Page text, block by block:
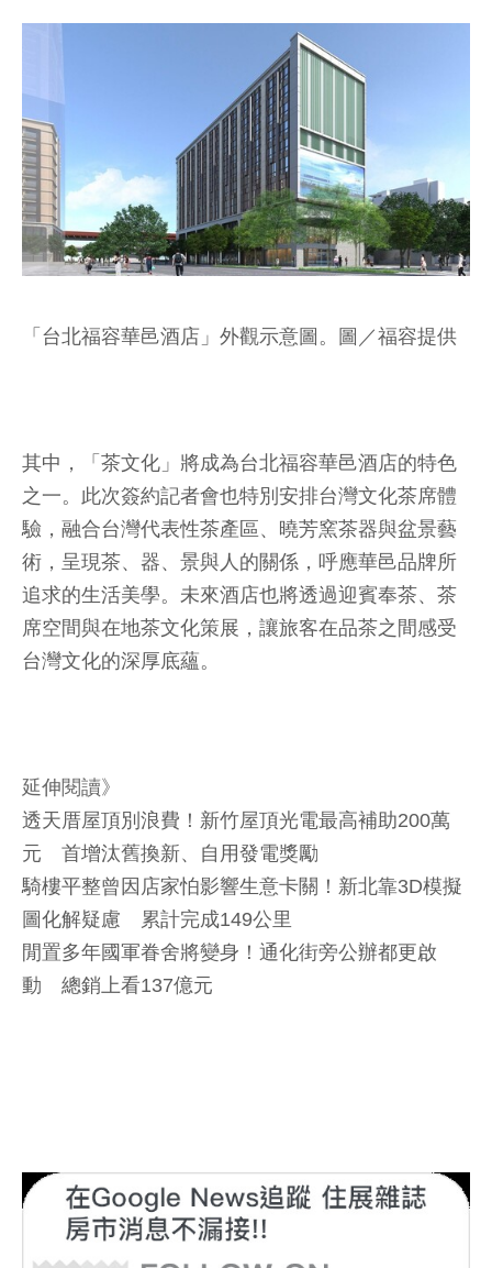
「台北福容華邑酒店」外觀示意圖。圖／福容提供
其中，「茶文化」將成為台北福容華邑酒店的特色
之一。此次簽約記者會也特別安排台灣文化茶席體
驗，融合台灣代表性茶產區、曉芳窯茶器與盆景藝
術，呈現茶、器、景與人的關係，呼應華邑品牌所
追求的生活美學。未來酒店也將透過迎賓奉茶、茶
席空間與在地茶文化策展，讓旅客在品茶之間感受
台灣文化的深厚底蘊。
延伸閱讀》
透天厝屋頂別浪費！新竹屋頂光電最高補助200萬
元 首增汰舊換新、自用發電獎勵
騎樓平整曾因店家怕影響生意卡關！新北靠3D模擬
圖化解疑慮 累計完成149公里
閒置多年國軍眷舍將變身！通化街旁公辦都更啟
動 總銷上看137億元